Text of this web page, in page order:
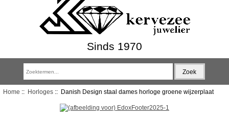
Sinds 1970
Home :: Horloges:: Danish Design staal dames horloge groene wijzerplaat